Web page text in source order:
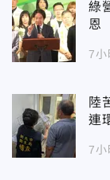
綠
恩
7小
陸
連
7小